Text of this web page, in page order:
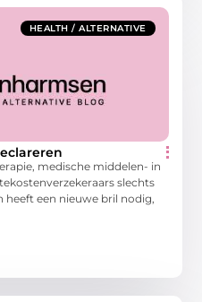
HEALTH / ALTERNATIVE
medische middelen- in
slechts
heeft een nieuwe bril nodig,